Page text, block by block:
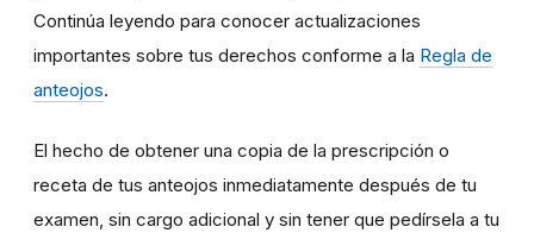
Continúa leyendo para conocer actualizaciones
importantes sobre tus derechos conforme a la Regla de
anteojos.
El hecho de obtener una copia de la prescripción o
receta de tus anteojos inmediatamente después de tu
examen, sin cargo adicional y sin tener que pedírsela a tu